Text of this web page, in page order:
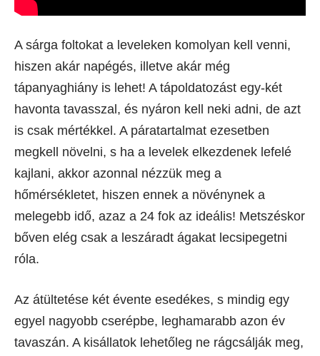
A sárga foltokat a leveleken komolyan kell venni,
hiszen akár napégés, illetve akár még
tápanyaghiány is lehet! A tápoldatozást egy-két
havonta tavasszal, és nyáron kell neki adni, de azt
is csak mértékkel. A páratartalmat ezesetben
megkell növelni, s ha a levelek elkezdenek lefelé
kajlani, akkor azonnal nézzük meg a
hőmérsékletet, hiszen ennek a növénynek a
melegebb idő, azaz a 24 fok az ideális! Metszéskor
bőven elég csak a leszáradt ágakat lecsipegetni
róla.
Az átültetése két évente esedékes, s mindig egy
egyel nagyobb cserépbe, leghamarabb azon év
tavaszán. A kisállatok lehetőleg ne rágcsálják meg,